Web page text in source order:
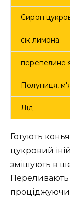
Сироп
сік лимона
перепелине
Полуниця,
Лід
Готують
цукровий
змішують в
проціджуючи